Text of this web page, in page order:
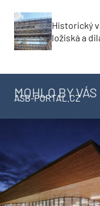
Historický
ložiská a
MOHLO BY
ASB-PORTAL.CZ